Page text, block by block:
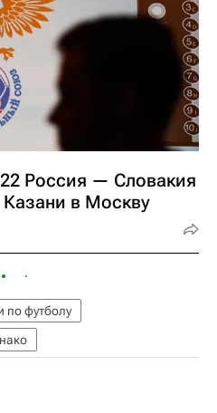
Россия — Словакия
Казани в Москву
по футболу